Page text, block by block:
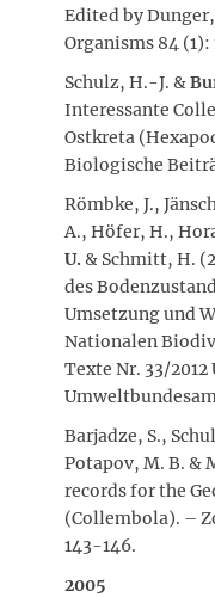
Edited by
Organisms 84 (1):
Schulz, H.-J. &
Interessante
Ostkreta
Biologische
Römbke, J.,
A., Höfer, H.,
U. & Schmitt, H.
des
Umsetzung und
Nationalen
Texte Nr. 33/
Barjadze, S.,
Potapov, M. B. &
records for the
(Collembola). –
143-146.
2005